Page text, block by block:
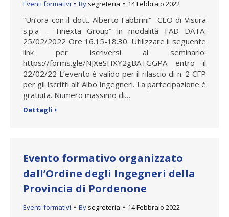
Eventi formativi By segreteria 14 Febbraio 2022
“Un’ora con il dott. Alberto Fabbrini” CEO di Visura
s.p.a – Tinexta Group” in modalità FAD DATA:
25/02/2022 Ore 16.15-18.30. Utilizzare il seguente
link per iscriversi al seminario:
https://forms.gle/NJXeSHXY2gBATGGPA entro il
22/02/22 L’evento è valido per il rilascio di n. 2 CFP
per gli iscritti all’ Albo Ingegneri. La partecipazione è
gratuita. Numero massimo di…
Dettagli
Evento formativo organizzato
dall’Ordine degli Ingegneri della
Provincia di Pordenone
Eventi formativi By segreteria 14 Febbraio 2022